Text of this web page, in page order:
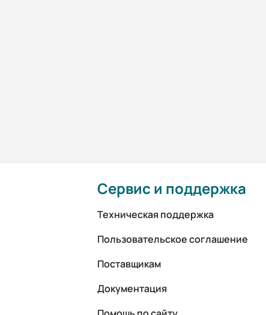
Сервис и поддержка
Техническая поддержка
Пользовательское соглашение
Поставщикам
Документация